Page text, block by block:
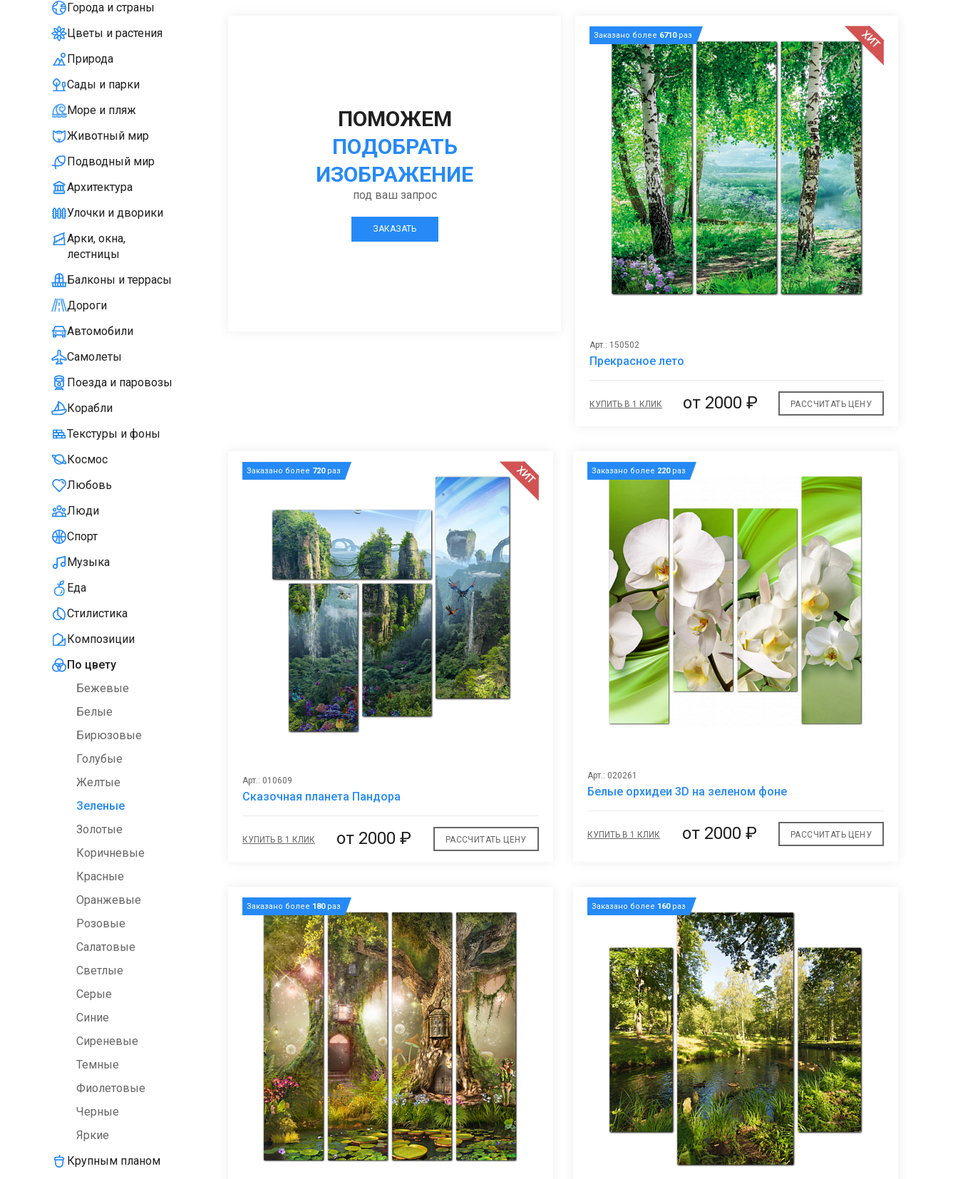
Города и страны
Цветы и растения
Природа
Сады и парки
Море и пляж
Животный мир
Подводный мир
Архитектура
Улочки и дворики
Арки, окна,
лестницы
Балконы и террасы
Дороги
Автомобили
Самолеты
Поезда и паровозы
Корабли
Текстуры и фоны
Космос
Любовь
Люди
Спорт
Музыка
Еда
Стилистика
Композиции
По цвету
Бежевые
Белые
Бирюзовые
Голубые
Желтые
Зеленые
Золотые
Коричневые
Красные
Оранжевые
Розовые
Салатовые
Светлые
Серые
Синие
Сиреневые
Темные
Фиолетовые
Черные
Яркие
Крупным планом
ПОМОЖЕМ
ПОДОБРАТЬ
ИЗОБРАЖЕНИЕ
под ваш запрос
ЗАКАЗАТЬ
Заказано более 6710раз ХИТ
Арт.: 150502
Прекрасное лето
КУПИТЬ В 1 КЛИК от 2000 ₽ РАССЧИТАТЬ ЦЕНУ
Заказано более 720раз ХИТ
Арт.: 010609
Сказочная планета Пандора
КУПИТЬ В 1 КЛИК от 2000 ₽ РАССЧИТАТЬ ЦЕНУ
Заказано более 220раз
Арт.: 020261
Белые орхидеи 3D на зеленом фоне
КУПИТЬ В 1 КЛИК от 2000 ₽ РАССЧИТАТЬ ЦЕНУ
Заказано более 180раз Заказано более 160раз